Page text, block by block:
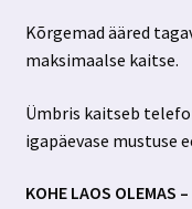
Kõrgemad ääred
maksimaalse kaitse.
Ümbris kaitseb
igapäevase mustuse
KOHE LAOS